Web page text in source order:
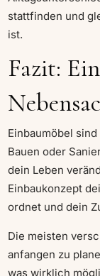
stattfinden und
ist.
Fazit:
Einbaumöbel
Bauen oder
dein Leben
Einbaukonzept
ordnet und dein
Die meisten
anfangen zu
was wirklich